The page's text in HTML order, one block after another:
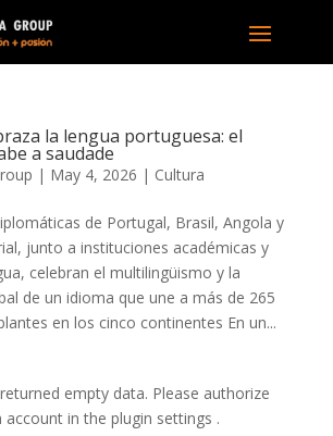
la lengua portuguesa: el
a saudade
| May 4, 2026 | Cultura
de Portugal, Brasil, Angola y
junto a instituciones académicas y
celebran el multilingüismo y la
de un idioma que une a más de 265
en los cinco continentes En un...
empty data. Please authorize
account in the plugin settings .